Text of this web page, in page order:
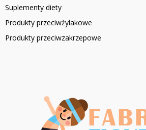
Suplementy diety
Produkty przeciwżylakowe
Produkty przeciwzakrzepowe